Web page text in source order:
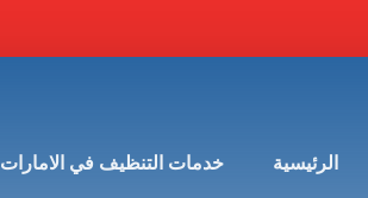
الرئيسية خدمات التنظيف في الامارات